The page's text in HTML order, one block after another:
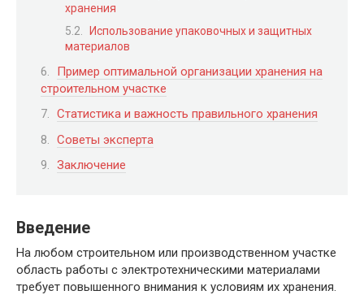
хранения
Использование упаковочных и защитных
материалов
Пример оптимальной организации хранения на
строительном участке
Статистика и важность правильного хранения
Советы эксперта
Заключение
Введение
На любом строительном или производственном участке
область работы с электротехническими материалами
требует повышенного внимания к условиям их хранения.